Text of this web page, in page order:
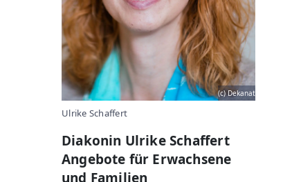
(c) Dekanat
Ulrike Schaffert
Diakonin Ulrike Schaffert
Angebote für Erwachsene
und Familien